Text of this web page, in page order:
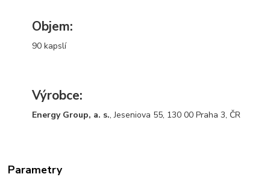
Objem:
90 kapslí
Výrobce:
Energy Group, a. s., Jeseniova 55, 130 00 Praha 3, ČR
Parametry